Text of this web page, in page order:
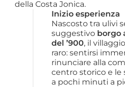
della Costa Jonica.
Inizio esperienza
Nascosto tra ulivi
suggestivo borgo
del ’900, il
raro: sentirsi
rinunciare alla
centro storico e le
a pochi minuti a